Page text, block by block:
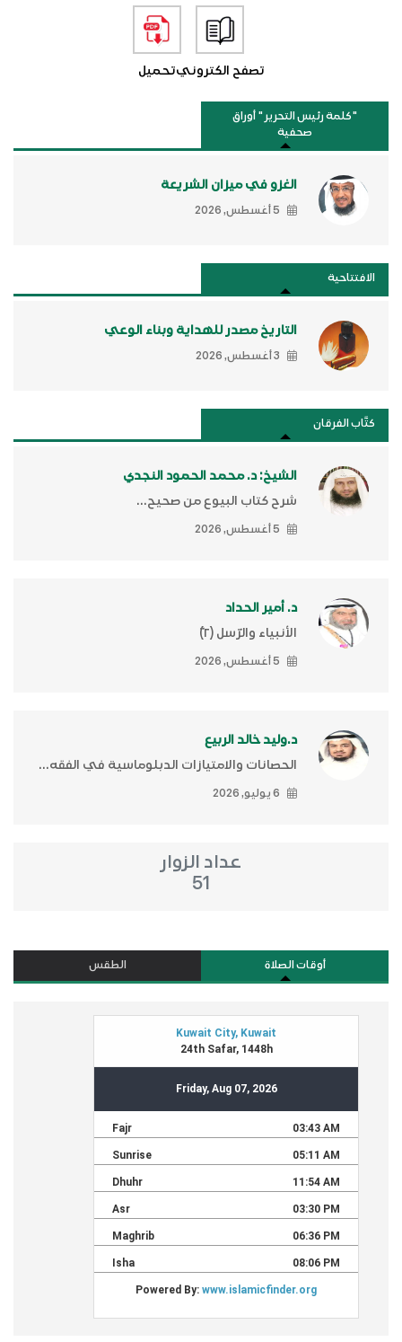
تصفح الكترونيتحميل
"كلمة رئيس التحرير " أوراق
صحفية
الغزو في ميزان الشريعة
5 أغسطس, 2026
الافتتاحية
التاريخ مصدر للهداية وبناء الوعي
3 أغسطس, 2026
كتَّاب الفرقان
الشيخ: د. محمد الحمود النجدي
شرح كتاب البيوع من صحيح...
5 أغسطس, 2026
د. أمير الحداد
الأنبياء والرّسل (٢)ّ
5 أغسطس, 2026
د.وليد خالد الربيع
الحصانات والامتيازات الدبلوماسية في الفقه...
6 يوليو, 2026
عداد الزوار
51
أوقات الصلاة الطقس